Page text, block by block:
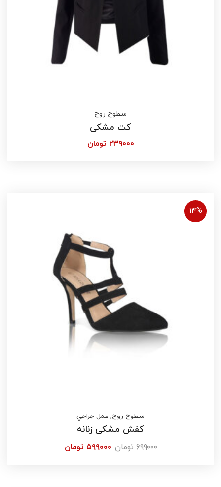
سطوح روح
کت مشکی
۲۳۹۰۰۰ تومان
۱۴%
سطوح روح, عمل جراحي
کفش مشکی زنانه
۶۹۹۰۰۰ تومان ۵۹۹۰۰۰ تومان